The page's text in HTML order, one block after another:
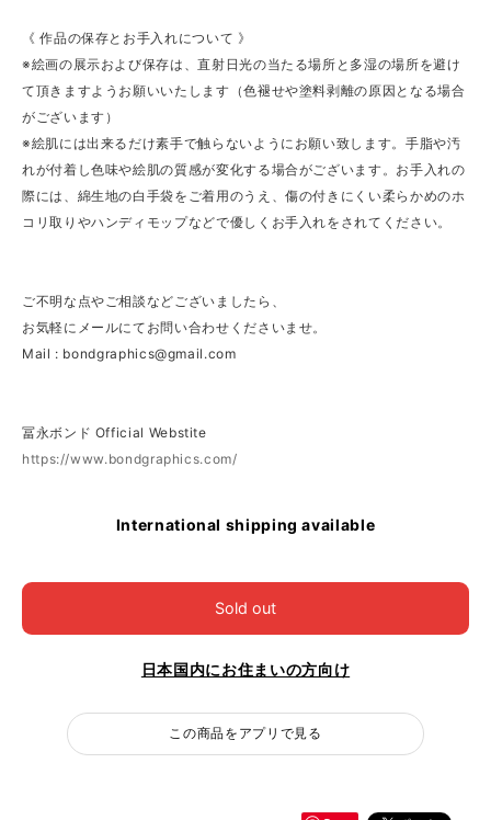
《 作品の保存とお手入れについて 》
※絵画の展示および保存は、直射日光の当たる場所と多湿の場所を避け
て頂きますようお願いいたします（色褪せや塗料剥離の原因となる場合
がございます）
※絵肌には出来るだけ素手で触らないようにお願い致します。手脂や汚
れが付着し色味や絵肌の質感が変化する場合がございます。お手入れの
際には、綿生地の白手袋をご着用のうえ、傷の付きにくい柔らかめのホ
コリ取りやハンディモップなどで優しくお手入れをされてください。
ご不明な点やご相談などございましたら、
お気軽にメールにてお問い合わせくださいませ。
Mail : bondgraphics@gmail.com
冨永ボンド Official Webstite
https://www.bondgraphics.com/
International shipping available
Sold out
日本国内にお住まいの方向け
この商品をアプリで見る